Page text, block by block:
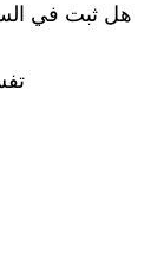
هل ثبت في